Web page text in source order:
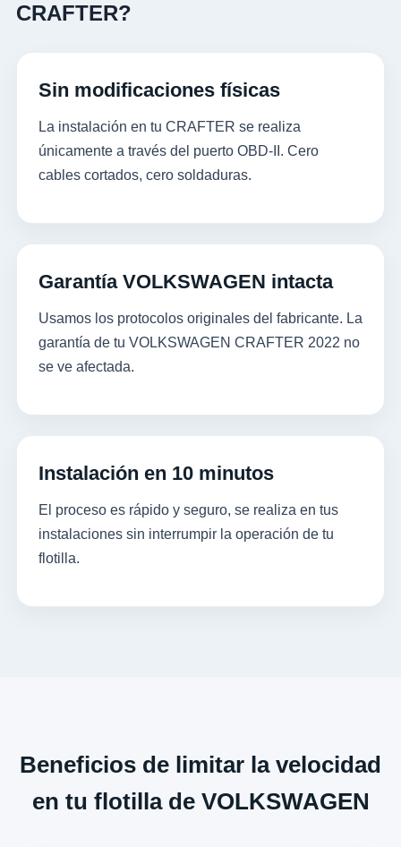
CRAFTER?
Sin modificaciones físicas
La instalación en tu CRAFTER se realiza
únicamente a través del puerto OBD-II. Cero
cables cortados, cero soldaduras.
Garantía VOLKSWAGEN intacta
Usamos los protocolos originales del fabricante. La
garantía de tu VOLKSWAGEN CRAFTER 2022 no
se ve afectada.
Instalación en 10 minutos
El proceso es rápido y seguro, se realiza en tus
instalaciones sin interrumpir la operación de tu
flotilla.
Beneficios de limitar la velocidad
en tu flotilla de VOLKSWAGEN